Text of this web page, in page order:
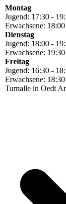
Montag
Jugend: 17:30 -
Erwachsene:
Dienstag
Jugend: 18:00 -
Erwachsene:
Freitag
Jugend: 16:30 -
Erwachsene:
Turnalle in Oedt